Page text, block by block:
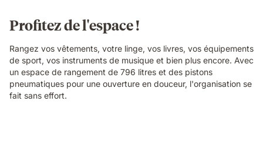
Profitez de l'espace !
Rangez vos vêtements, votre linge, vos livres, vos équipements
de sport, vos instruments de musique et bien plus encore. Avec
un espace de rangement de 796 litres et des pistons
pneumatiques pour une ouverture en douceur, l'organisation se
fait sans effort.